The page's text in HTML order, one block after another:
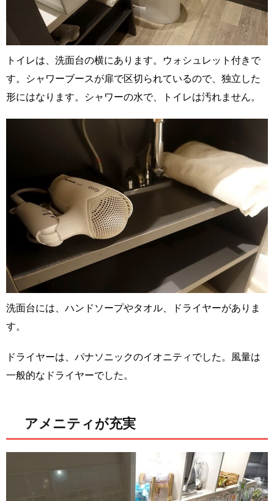
トイレは、洗面台の横にあります。ウォシュレット付きで
す。シャワーブースが扉で区切られているので、独立した
形にはなります。シャワーの水で、トイレは汚れません。
洗面台には、ハンドソープやタオル、ドライヤーがありま
す。
ドライヤーは、パナソニックのイオニティでした。風量は
一般的なドライヤーでした。
アメニティが充実